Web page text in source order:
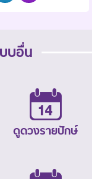
บอื่น
ดูดวงรายปักษ์